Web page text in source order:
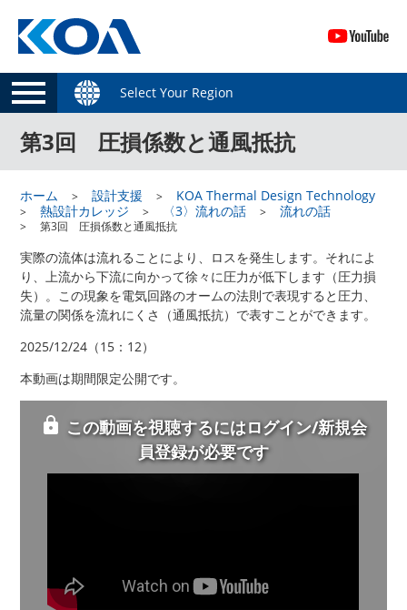
Select Your Region
第3回 圧損係数と通風抵抗
ホーム 設計支援
KOA Thermal Design Technology
熱設計カレッジ
〈3〉流れの話 流れの話
第3回 圧損係数と通風抵抗
実際の流体は流れることにより、ロスを発生します。それによ
り、上流から下流に向かって徐々に圧力が低下します（圧力損
失）。この現象を電気回路のオームの法則で表現すると圧力、
流量の関係を流れにくさ（通風抵抗）で表すことができます。
2025/12/24（15：12）
本動画は期間限定公開です。
この動画を視聴するにはログイン/新規会
員登録が必要です